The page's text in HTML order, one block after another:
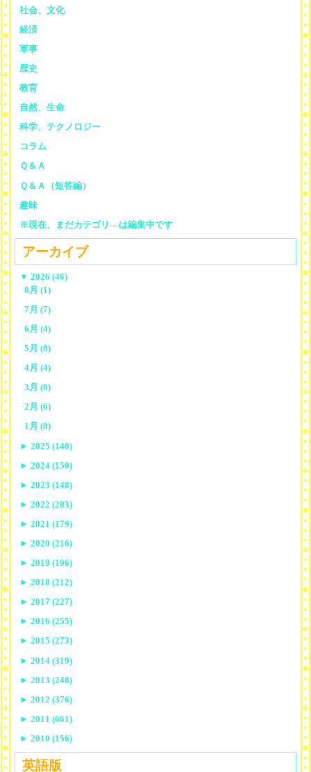
社会、文化
経済
軍事
歴史
教育
自然、生命
科学、テクノロジー
コラム
Ｑ＆Ａ
Ｑ＆Ａ（短答編）
趣味
※現在、まだカテゴリ—は編集中です
アーカイブ
▼ 2026 (46)
8月 (1)
7月 (7)
6月 (4)
5月 (8)
4月 (4)
3月 (8)
2月 (6)
1月 (8)
► 2025 (140)
► 2024 (150)
► 2023 (148)
► 2022 (203)
► 2021 (179)
► 2020 (216)
► 2019 (196)
► 2018 (212)
► 2017 (227)
► 2016 (255)
► 2015 (273)
► 2014 (319)
► 2013 (248)
► 2012 (376)
► 2011 (661)
► 2010 (156)
英語版